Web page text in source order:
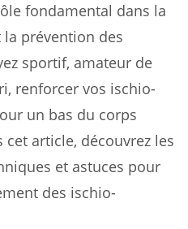
fondamental dans la
prévention des
sportif, amateur de
renforcer vos ischio-
un bas du corps
article, découvrez les
et astuces pour
des ischio-